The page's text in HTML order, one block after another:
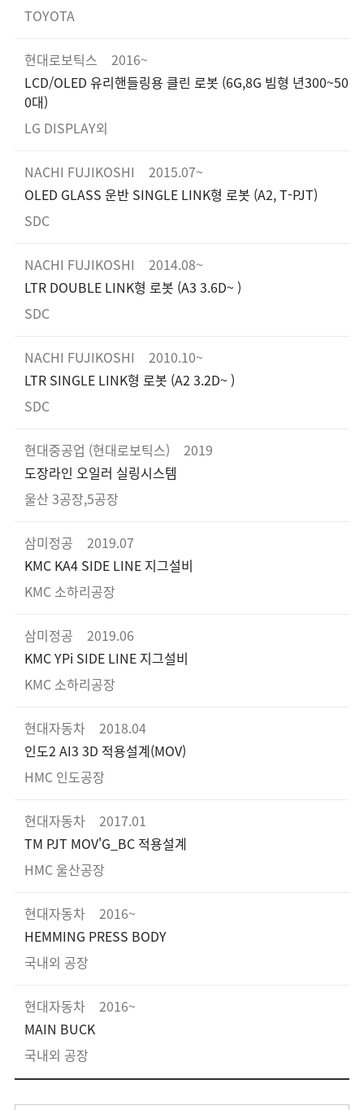
TOYOTA
현대로보틱스
2016~
LCD/OLED 유리핸들링용 클린 로봇 (6G,8G 빔형 년300~50
0대)
LG DISPLAY외
NACHI FUJIKOSHI
2015.07~
OLED GLASS 운반 SINGLE LINK형 로봇 (A2, T-PJT)
SDC
NACHI FUJIKOSHI
2014.08~
LTR DOUBLE LINK형 로봇 (A3 3.6D~ )
SDC
NACHI FUJIKOSHI
2010.10~
LTR SINGLE LINK형 로봇 (A2 3.2D~ )
SDC
현대중공업 (현대로보틱스)
2019
도장라인 오일러 실링시스템
울산 3공장,5공장
삼미정공
2019.07
KMC KA4 SIDE LINE 지그설비
KMC 소하리공장
삼미정공
2019.06
KMC YPi SIDE LINE 지그설비
KMC 소하리공장
현대자동차
2018.04
인도2 AI3 3D 적용설계(MOV)
HMC 인도공장
현대자동차
2017.01
TM PJT MOV'G_BC 적용설계
HMC 울산공장
현대자동차
2016~
HEMMING PRESS BODY
국내외 공장
현대자동차
2016~
MAIN BUCK
국내외 공장